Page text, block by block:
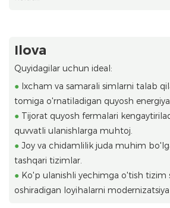
Ilova
Quyidagilar uchun ideal:
● Ixcham va samarali simlarni talab
tomiga o'rnatiladigan quyosh
● Tijorat quyosh fermalari
quvvatli ulanishlarga muhtoj.
● Joy va chidamlilik juda muhim
tashqari tizimlar.
● Ko'p ulanishli yechimga o'tish tizim
oshiradigan loyihalarni